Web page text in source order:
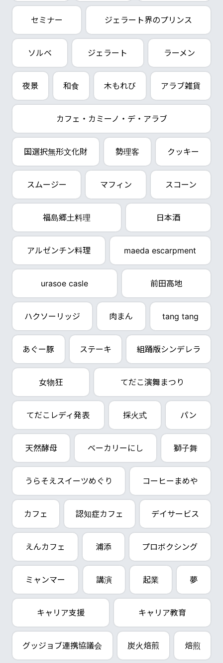
セミナー ジェラート界のプリンス
ソルベ ジェラート ラーメン
夜景 和食 木もれび アラブ雑貨
カフェ・カミーノ・デ・アラブ
国選択無形文化財 勢理客 クッキー
スムージー マフィン スコーン
福島郷土料理 日本酒
アルゼンチン料理 maeda escarpment
urasoe casle 前田高地
ハクソーリッジ 肉まん tang tang
あぐー豚 ステーキ 組踊版シンデレラ
女物狂 てだこ演舞まつり
てだこレディ発表 採火式 パン
天然酵母 ベーカリーにし 獅子舞
うらそえスイーツめぐり コーヒーまめや
カフェ 認知症カフェ デイサービス
えんカフェ 浦添 プロボクシング
ミャンマー 講演 起業 夢
キャリア支援 キャリア教育
グッジョブ連携協議会 炭火焙煎 焙煎